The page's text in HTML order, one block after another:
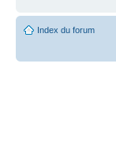
Index du forum